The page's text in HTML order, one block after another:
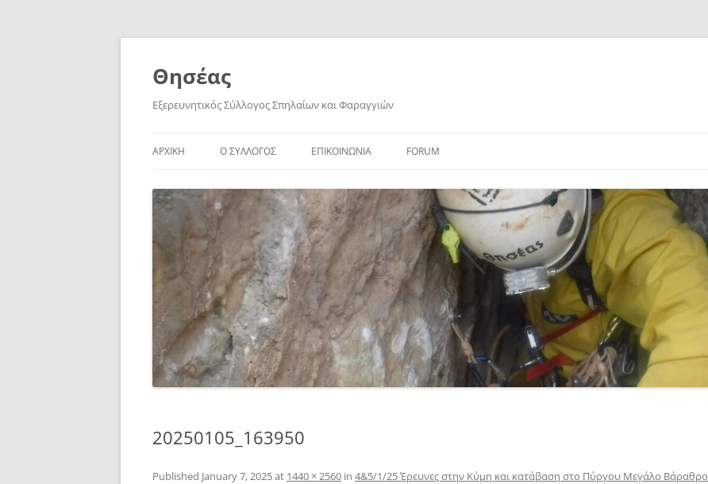
Skip
Θησέας
Εξερευνητικός Σύλλογος Σπηλαίων και Φαραγγιών
ΑΡΧΙΚΗ Ο ΣΥΛΛΟΓΟΣ ΕΠΙΚΟΙΝΩΝΙΑ FORUM
20250105_163950
Published January 7, 2025at 1440 × 2560 in 4&5/1/25 Έρευνες στην Κύμη και κατάβαση στο Πύργου Μεγάλο Βάραθρο